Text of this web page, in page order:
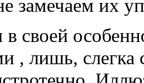
замечаем их
своей
, лишь, слегка